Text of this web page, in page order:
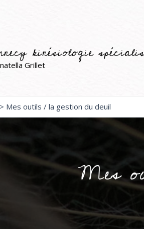
kinésiologie
Grillet
Mes outils / la gestion du deuil
Mes